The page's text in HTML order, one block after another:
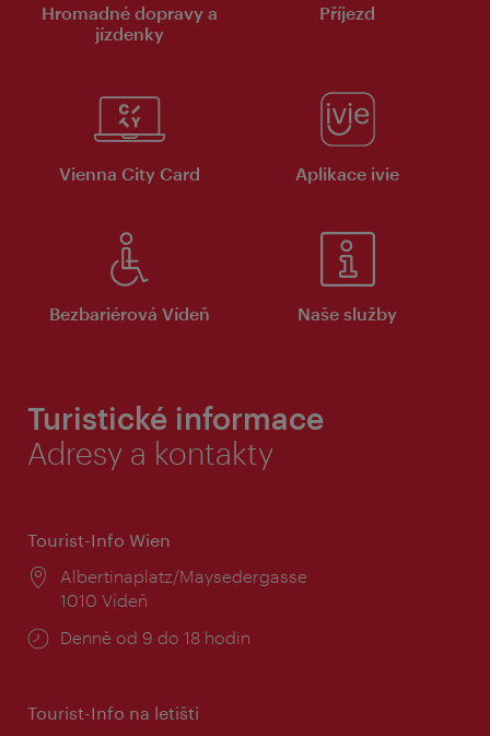
Hromadné dopravy a
jízdenky
Příjezd
Vienna City Card Aplikace ivie
Bezbariérová Vídeň Naše služby
Turistické informace
Adresy a kontakty
Tourist-Info Wien
Místo:
Albertinaplatz/Maysedergasse
1010 Vídeň
Provozní
Denně od 9 do 18 hodin
Tourist-Info na letišti